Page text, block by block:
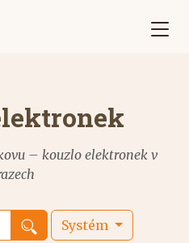
– kouzlo elektronek v
Systém